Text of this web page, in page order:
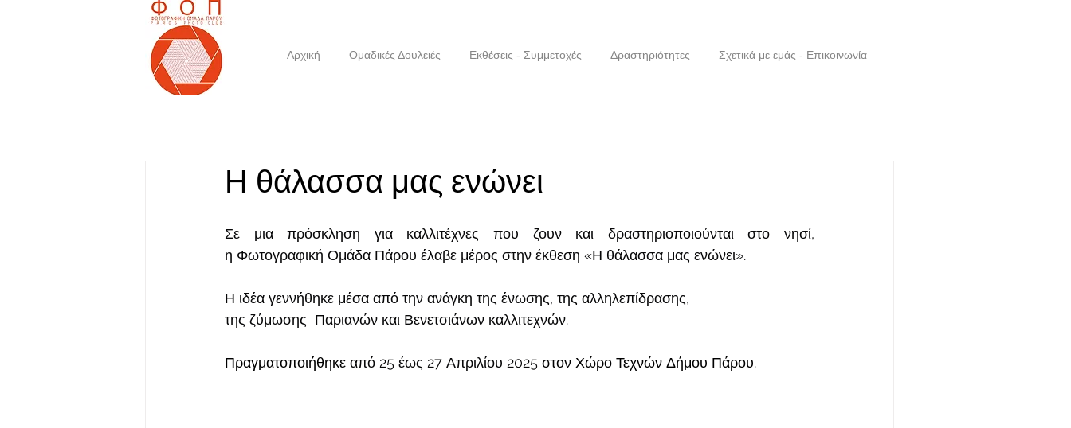
Αρχική Ομαδικές Δουλειές Εκθέσεις - Συμμετοχές Δραστηριότητες Σχετικά με εμάς - Επικοινωνία
Η θάλασσα μας ενώνει
Σε μια πρόσκληση για καλλιτέχνες που ζουν και δραστηριοποιούνται στο νησί,
η Φωτογραφική Ομάδα Πάρου έλαβε μέρος στην έκθεση «Η θάλασσα μας ενώνει».
Η ιδέα γεννήθηκε μέσα από την ανάγκη της ένωσης, της αλληλεπίδρασης,
της ζύμωσης Παριανών και Βενετσιάνων καλλιτεχνών.
Πραγματοποιήθηκε από 25 έως 27 Απριλίου 2025 στον Χώρο Τεχνών Δήμου Πάρου.